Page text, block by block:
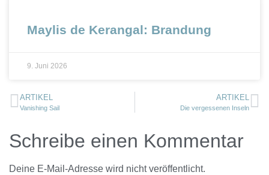
Maylis de Kerangal: Brandung
9. Juni 2026
ARTIKEL
Vanishing Sail
ARTIKEL
Die vergessenen Inseln
Schreibe einen Kommentar
Deine E-Mail-Adresse wird nicht veröffentlicht.